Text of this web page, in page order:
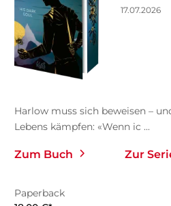
17.07.2026
Harlow muss sich beweisen –
Lebens kämpfen: «Wenn ic ...
Zum Buch Zur
Paperback